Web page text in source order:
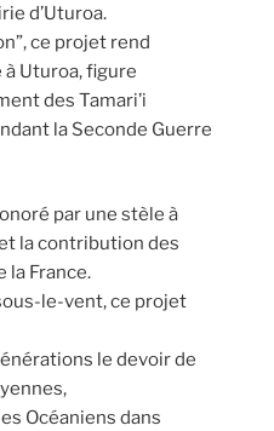
d’Uturoa.
ce projet rend
à Uturoa, figure
des Tamari’i
la Seconde Guerre
par une stèle à
la contribution des
la France.
le-vent, ce projet
le devoir de
Océaniens dans